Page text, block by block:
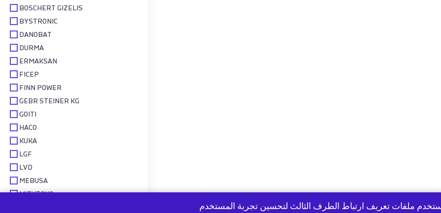
BOSCHERT GIZELIS
BYSTRONIC
DANOBAT
DURMA
ERMAKSAN
FICEP
FINN POWER
GEBR STEINER KG
GOITI
HACO
KUKA
LGF
LVD
MEBUSA
MITUTOYO
ملفات تعريف ارتباط الطرف الثالث لتحسين تجربة المستخدم